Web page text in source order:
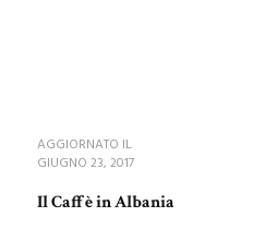
AGGIORNATO IL
GIUGNO 23, 2017
Il Caffè in Albania